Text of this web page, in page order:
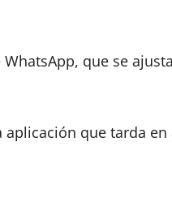
que se
que tarda en